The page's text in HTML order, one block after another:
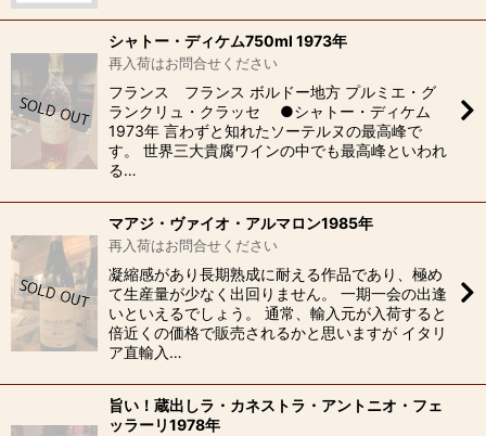
シャトー・ディケム750ml 1973年
再入荷はお問合せください
フランス フランス ボルドー地方 プルミエ・グ
ランクリュ・クラッセ ●シャトー・ディケム
1973年 言わずと知れたソーテルヌの最高峰で
す。 世界三大貴腐ワインの中でも最高峰といわれ
る…
マアジ・ヴァイオ・アルマロン1985年
再入荷はお問合せください
凝縮感があり長期熟成に耐える作品であり、極め
て生産量が少なく出回りません。 一期一会の出逢
いといえるでしょう。 通常、輸入元が入荷すると
倍近くの価格で販売されるかと思いますが イタリ
ア直輸入…
旨い！蔵出しラ・カネストラ・アントニオ・フェ
ッラーリ1978年